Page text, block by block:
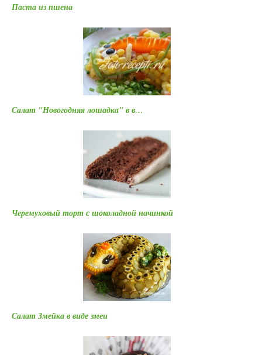
Паста из пшена
Салат "Новогодняя лошадка" в в…
Черемуховый торт с шоколадной начинкой
Салат Змейка в виде змеи